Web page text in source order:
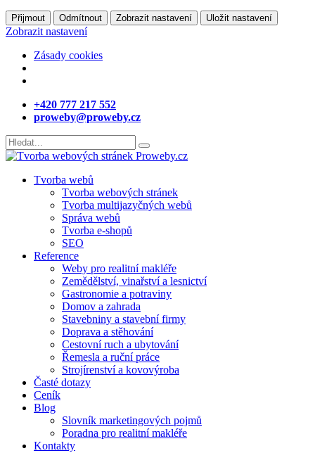
Přijmout Odmítnout Zobrazit nastavení Uložit nastavení
Zobrazit nastavení
Zásady cookies
+420 777 217 552
proweby@proweby.cz
Tvorba webů
Tvorba webových stránek
Tvorba multijazyčných webů
Správa webů
Tvorba e-shopů
SEO
Reference
Weby pro realitní makléře
Zemědělství, vinařství a lesnictví
Gastronomie a potraviny
Domov a zahrada
Stavebniny a stavební firmy
Doprava a stěhování
Cestovní ruch a ubytování
Řemesla a ruční práce
Strojírenství a kovovýroba
Časté dotazy
Ceník
Blog
Slovník marketingových pojmů
Poradna pro realitní makléře
Kontakty